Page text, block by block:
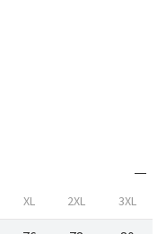
XL 2XL 3XL